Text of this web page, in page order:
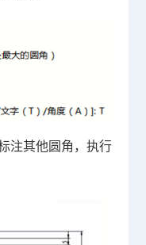
注其他圆角，执行